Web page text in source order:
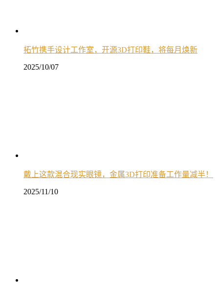
拓竹携手设计工作室，开源3D打印鞋，将每月焕新
2025/10/07
戴上这款混合现实眼镜，金属3D打印准备工作量减半！
2025/11/10